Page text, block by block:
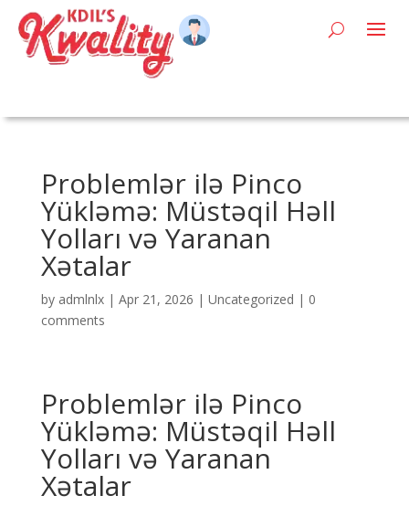
Problemlər ilə Pinco
Yükləmə: Müstəqil Həll
Yolları və Yaranan
Xətalar
by admlnlx| Apr 21, 2026 | Uncategorized | 0
comments
Problemlər ilə Pinco
Yükləmə: Müstəqil Həll
Yolları və Yaranan
Xətalar